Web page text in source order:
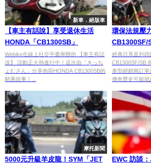
新車．絕版車
【車主有話說】享受退休生活
HONDA「CB1300SB」
Webike在線上社交平臺舉辦的 【車主有話
說】 活動正火熱進行中！這次由「きっち
ょむさん」分享他與HONDA CB1300SB的
騎乘故事！...
環保法規壓
CB1300SF/
典街車恐成
經典日系直列四
CB1300SF/SB
車型經銷商訂單
傳奇歷史可能就
摩托新聞
5000元升級羊皮龍！SYM「JET
EWC 訪談